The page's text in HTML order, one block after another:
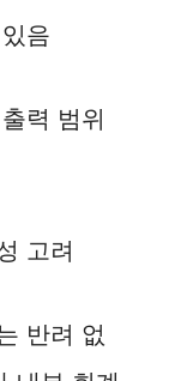
음
력 범위
고려
반려 없